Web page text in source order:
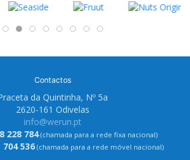
Contactos
da Quintinha, Nº 5a
2620-161 Odivelas
info@werun.pt
228 784(chamada para a rede fixa nacional)
704 536 (chamada para a rede móvel nacional)